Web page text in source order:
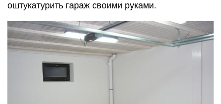
оштукатурить гараж своими руками.